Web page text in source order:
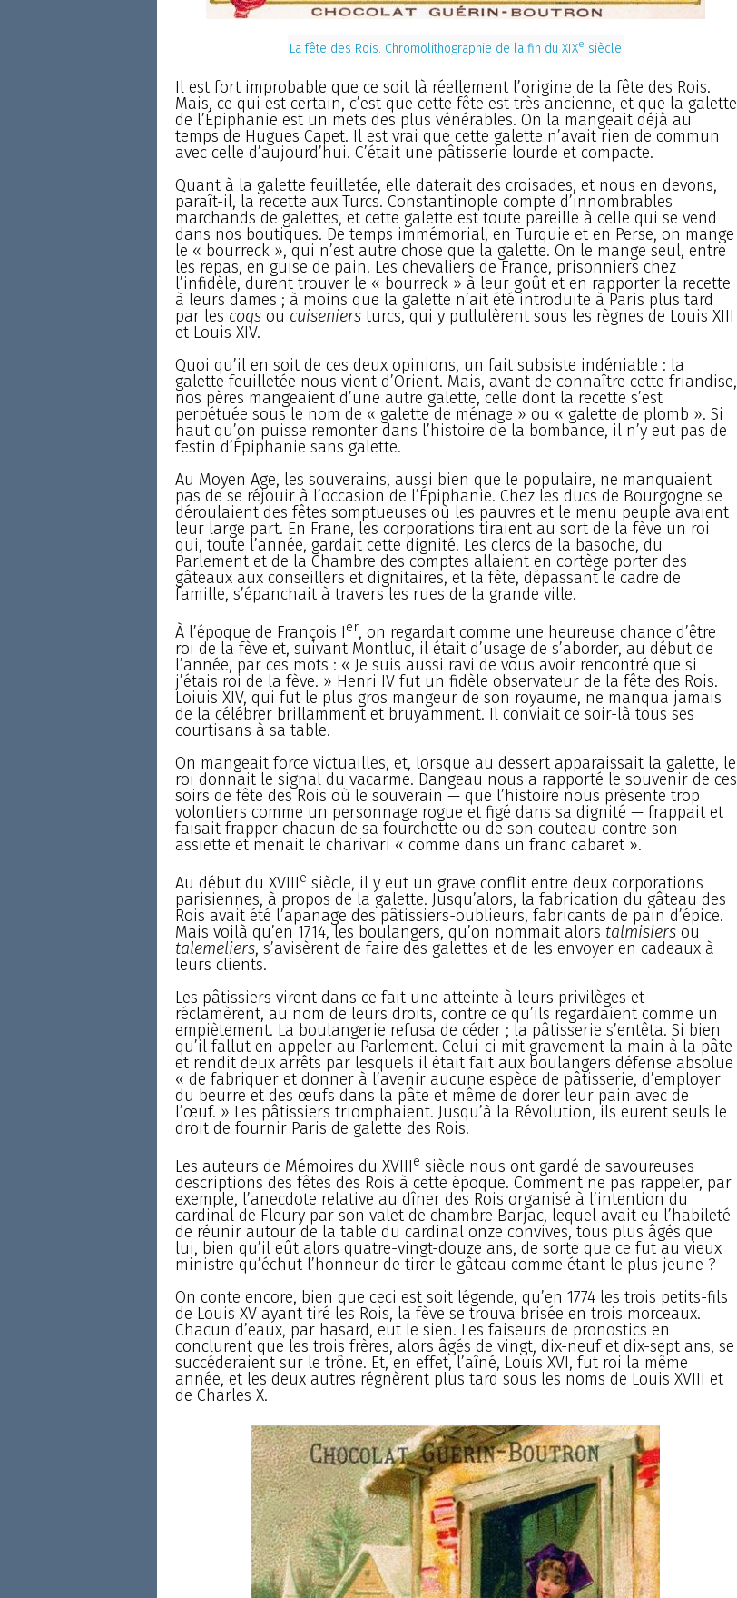
La fête des Rois. Chromolithographie de la fin du XIXe siècle
Il est fort improbable que ce soit là réellement l’origine de la fête des Rois.
Mais, ce qui est certain, c’est que cette fête est très ancienne, et que la galette
de l’Épiphanie est un mets des plus vénérables. On la mangeait déjà au
temps de Hugues Capet. Il est vrai que cette galette n’avait rien de commun
avec celle d’aujourd’hui. C’était une pâtisserie lourde et compacte.
Quant à la galette feuilletée, elle daterait des croisades, et nous en devons,
paraît-il, la recette aux Turcs. Constantinople compte d’innombrables
marchands de galettes, et cette galette est toute pareille à celle qui se vend
dans nos boutiques. De temps immémorial, en Turquie et en Perse, on mange
le « bourreck », qui n’est autre chose que la galette. On le mange seul, entre
les repas, en guise de pain. Les chevaliers de France, prisonniers chez
l’infidèle, durent trouver le « bourreck » à leur goût et en rapporter la recette
à leurs dames ; à moins que la galette n’ait été introduite à Paris plus tard
par les coqsou cuiseniersturcs, qui y pullulèrent sous les règnes de Louis XIII
et Louis XIV.
Quoi qu’il en soit de ces deux opinions, un fait subsiste indéniable : la
galette feuilletée nous vient d’Orient. Mais, avant de connaître cette friandise,
nos pères mangeaient d’une autre galette, celle dont la recette s’est
perpétuée sous le nom de « galette de ménage » ou « galette de plomb ». Si
haut qu’on puisse remonter dans l’histoire de la bombance, il n’y eut pas de
festin d’Épiphanie sans galette.
Au Moyen Age, les souverains, aussi bien que le populaire, ne manquaient
pas de se réjouir à l’occasion de l’Épiphanie. Chez les ducs de Bourgogne se
déroulaient des fêtes somptueuses où les pauvres et le menu peuple avaient
leur large part. En Frane, les corporations tiraient au sort de la fève un roi
qui, toute l’année, gardait cette dignité. Les clercs de la basoche, du
Parlement et de la Chambre des comptes allaient en cortège porter des
gâteaux aux conseillers et dignitaires, et la fête, dépassant le cadre de
famille, s’épanchait à travers les rues de la grande ville.
À l’époque de François Ier, on regardait comme une heureuse chance d’être
roi de la fève et, suivant Montluc, il était d’usage de s’aborder, au début de
l’année, par ces mots : « Je suis aussi ravi de vous avoir rencontré que si
j’étais roi de la fève. » Henri IV fut un fidèle observateur de la fête des Rois.
Loiuis XIV, qui fut le plus gros mangeur de son royaume, ne manqua jamais
de la célébrer brillamment et bruyamment. Il conviait ce soir-là tous ses
courtisans à sa table.
On mangeait force victuailles, et, lorsque au dessert apparaissait la galette, le
roi donnait le signal du vacarme. Dangeau nous a rapporté le souvenir de ces
soirs de fête des Rois où le souverain — que l’histoire nous présente trop
volontiers comme un personnage rogue et figé dans sa dignité — frappait et
faisait frapper chacun de sa fourchette ou de son couteau contre son
assiette et menait le charivari « comme dans un franc cabaret ».
Au début du XVIIIe siècle, il y eut un grave conflit entre deux corporations
parisiennes, à propos de la galette. Jusqu’alors, la fabrication du gâteau des
Rois avait été l’apanage des pâtissiers-oublieurs, fabricants de pain d’épice.
Mais voilà qu’en 1714, les boulangers, qu’on nommait alors talmisiersou
talemeliers, s’avisèrent de faire des galettes et de les envoyer en cadeaux à
leurs clients.
Les pâtissiers virent dans ce fait une atteinte à leurs privilèges et
réclamèrent, au nom de leurs droits, contre ce qu’ils regardaient comme un
empiètement. La boulangerie refusa de céder ; la pâtisserie s’entêta. Si bien
qu’il fallut en appeler au Parlement. Celui-ci mit gravement la main à la pâte
et rendit deux arrêts par lesquels il était fait aux boulangers défense absolue
« de fabriquer et donner à l’avenir aucune espèce de pâtisserie, d’employer
du beurre et des œufs dans la pâte et même de dorer leur pain avec de
l’œuf. » Les pâtissiers triomphaient. Jusqu’à la Révolution, ils eurent seuls le
droit de fournir Paris de galette des Rois.
Les auteurs de Mémoires du XVIIIe siècle nous ont gardé de savoureuses
descriptions des fêtes des Rois à cette époque. Comment ne pas rappeler, par
exemple, l’anecdote relative au dîner des Rois organisé à l’intention du
cardinal de Fleury par son valet de chambre Barjac, lequel avait eu l’habileté
de réunir autour de la table du cardinal onze convives, tous plus âgés que
lui, bien qu’il eût alors quatre-vingt-douze ans, de sorte que ce fut au vieux
ministre qu’échut l’honneur de tirer le gâteau comme étant le plus jeune ?
On conte encore, bien que ceci est soit légende, qu’en 1774 les trois petits-fils
de Louis XV ayant tiré les Rois, la fève se trouva brisée en trois morceaux.
Chacun d’eaux, par hasard, eut le sien. Les faiseurs de pronostics en
conclurent que les trois frères, alors âgés de vingt, dix-neuf et dix-sept ans, se
succéderaient sur le trône. Et, en effet, l’aîné, Louis XVI, fut roi la même
année, et les deux autres régnèrent plus tard sous les noms de Louis XVIII et
de Charles X.